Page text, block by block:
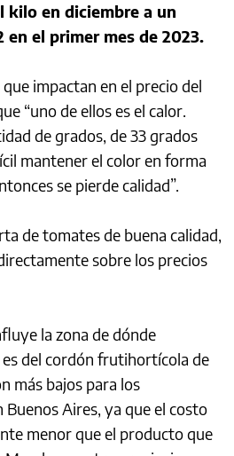
kilo en diciembre a un
en el primer mes de 2023.
impactan en el precio del
“uno de ellos es el calor.
de grados, de 33 grados
mantener el color en forma
se pierde calidad”.
de tomates de buena calidad,
sobre los precios
la zona de dónde
del cordón frutihortícola de
más bajos para los
Aires, ya que el costo
menor que el producto que